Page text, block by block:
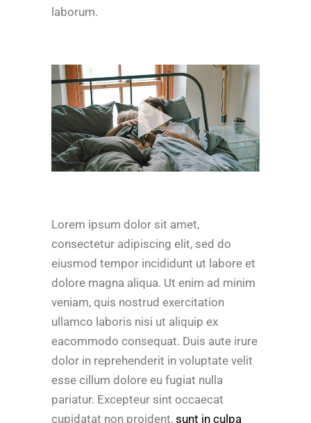
laborum.
Lorem ipsum dolor sit amet,
consectetur adipiscing elit, sed do
eiusmod tempor incididunt ut labore et
dolore magna aliqua. Ut enim ad minim
veniam, quis nostrud exercitation
ullamco laboris nisi ut aliquip ex
eacommodo consequat. Duis aute irure
dolor in reprehenderit in voluptate velit
esse cillum dolore eu fugiat nulla
pariatur. Excepteur sint occaecat
cupidatat non proident, sunt in culpa